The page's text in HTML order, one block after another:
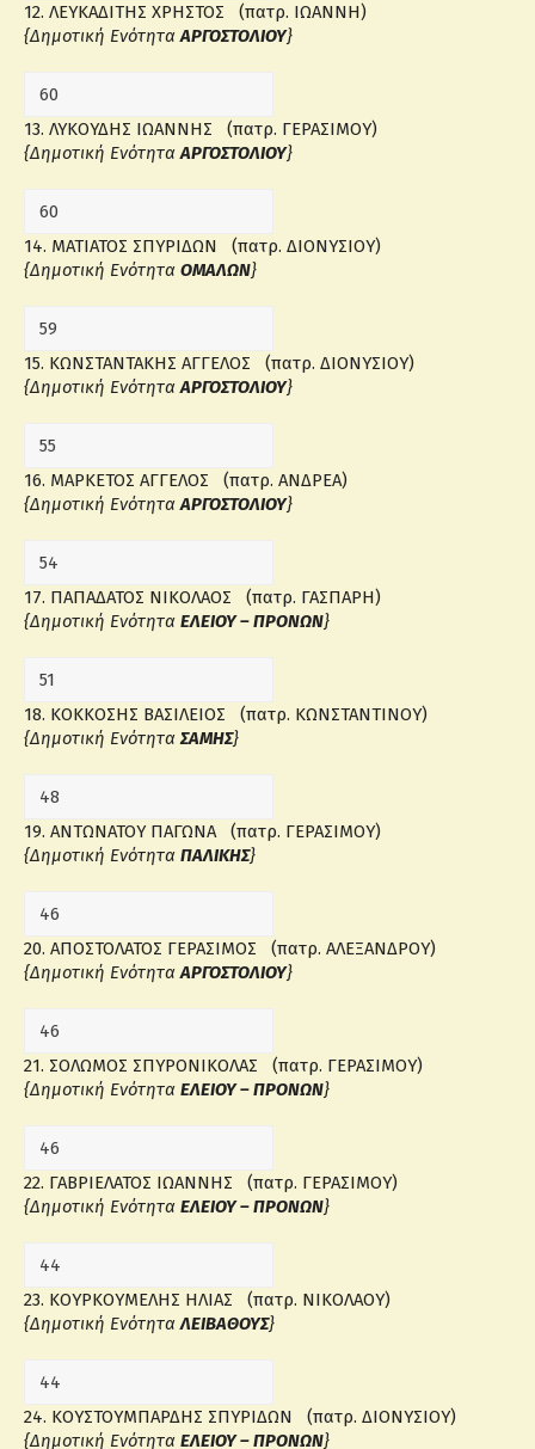
12. ΛΕΥΚΑΔΙΤΗΣ ΧΡΗΣΤΟΣ (πατρ. ΙΩΑΝΝΗ)
{Δημοτική ΕνότηταΑΡΓΟΣΤΟΛΙΟΥ}
13. ΛΥΚΟΥΔΗΣ ΙΩΑΝΝΗΣ (πατρ. ΓΕΡΑΣΙΜΟΥ)
{Δημοτική ΕνότηταΑΡΓΟΣΤΟΛΙΟΥ}
14. ΜΑΤΙΑΤΟΣ ΣΠΥΡΙΔΩΝ (πατρ. ΔΙΟΝΥΣΙΟΥ)
{Δημοτική Ενότητα ΟΜΑΛΩΝ}
15. ΚΩΝΣΤΑΝΤΑΚΗΣ ΑΓΓΕΛΟΣ (πατρ. ΔΙΟΝΥΣΙΟΥ)
{Δημοτική ΕνότηταΑΡΓΟΣΤΟΛΙΟΥ}
16. ΜΑΡΚΕΤΟΣ ΑΓΓΕΛΟΣ (πατρ. ΑΝΔΡΕΑ)
{Δημοτική ΕνότηταΑΡΓΟΣΤΟΛΙΟΥ}
17. ΠΑΠΑΔΑΤΟΣ ΝΙΚΟΛΑΟΣ (πατρ. ΓΑΣΠΑΡΗ)
{Δημοτική Ενότητα ΕΛΕΙΟΥ – ΠΡΟΝΩΝ}
18. ΚΟΚΚΟΣΗΣ ΒΑΣΙΛΕΙΟΣ (πατρ. ΚΩΝΣΤΑΝΤΙΝΟΥ)
{Δημοτική ΕνότηταΣΑΜΗΣ}
19. ΑΝΤΩΝΑΤΟΥ ΠΑΓΩΝΑ (πατρ. ΓΕΡΑΣΙΜΟΥ)
{Δημοτική Ενότητα ΠΑΛΙΚΗΣ}
20. ΑΠΟΣΤΟΛΑΤΟΣ ΓΕΡΑΣΙΜΟΣ (πατρ. ΑΛΕΞΑΝΔΡΟΥ)
{Δημοτική ΕνότηταΑΡΓΟΣΤΟΛΙΟΥ}
21. ΣΟΛΩΜΟΣ ΣΠΥΡΟΝΙΚΟΛΑΣ (πατρ. ΓΕΡΑΣΙΜΟΥ)
{Δημοτική Ενότητα ΕΛΕΙΟΥ – ΠΡΟΝΩΝ}
22. ΓΑΒΡΙΕΛΑΤΟΣ ΙΩΑΝΝΗΣ (πατρ. ΓΕΡΑΣΙΜΟΥ)
{Δημοτική Ενότητα ΕΛΕΙΟΥ – ΠΡΟΝΩΝ}
23. ΚΟΥΡΚΟΥΜΕΛΗΣ ΗΛΙΑΣ (πατρ. ΝΙΚΟΛΑΟΥ)
{Δημοτική ΕνότηταΛΕΙΒΑΘΟΥΣ}
24. ΚΟΥΣΤΟΥΜΠΑΡΔΗΣ ΣΠΥΡΙΔΩΝ (πατρ. ΔΙΟΝΥΣΙΟΥ)
{Δημοτική Ενότητα ΕΛΕΙΟΥ – ΠΡΟΝΩΝ}